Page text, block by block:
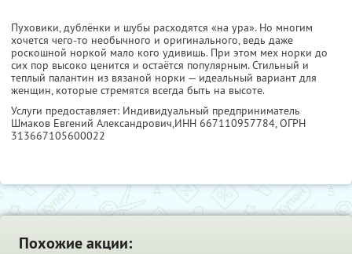
Пуховики, дублёнки и шубы расходятся «на ура». Но многим
хочется чего-то необычного и оригинального, ведь даже
роскошной норкой мало кого удивишь. При этом мех норки до
сих пор высоко ценится и остаётся популярным. Стильный и
теплый палантин из вязаной норки — идеальный вариант для
женщин, которые стремятся всегда быть на высоте.
Услуги предоставляет: Индивидуальный предприниматель
Шмаков Евгений Александрович,ИНН 667110957784, ОГРН
313667105600022
Похожие акции: